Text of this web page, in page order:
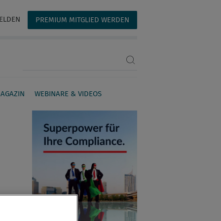
PREMIUM MITGLIED WERDEN
WEBINARE & VIDEOS